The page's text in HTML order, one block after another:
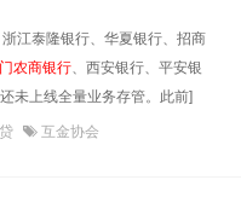
江泰隆银行、华夏银行、招商
农商银行、西安银行、平安银
未上线全量业务存管。此前]
互金协会